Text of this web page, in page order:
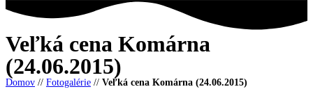
Veľká cena Komárna
(24.06.2015)
Domov // Fotogalérie // Veľká cena Komárna (24.06.2015)